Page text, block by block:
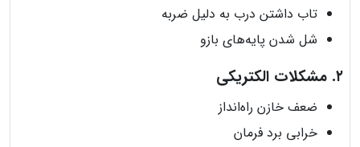
تاب داشتن درب به دلیل ضربه
شل شدن پایه‌های بازو
۲. مشکلات الکتریکی
ضعف خازن راه‌انداز
خرابی برد فرمان